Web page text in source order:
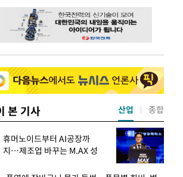
본 기사
휴머노이드부터 AI공장까
지…제조업 바꾸는 M.AX 성
산업 종합